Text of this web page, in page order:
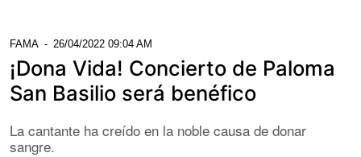
FAMA - 26/04/2022 09:04 AM
¡Dona Vida! Concierto de Paloma
San Basilio será benéfico
La cantante ha creído en la noble causa de donar
sangre.